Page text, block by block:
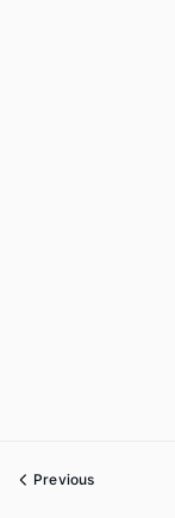
Previous